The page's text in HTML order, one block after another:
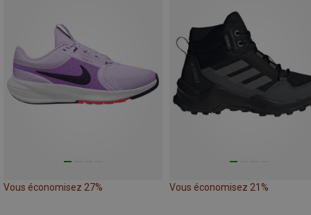
Vous économisez 27% Vous économisez 21%